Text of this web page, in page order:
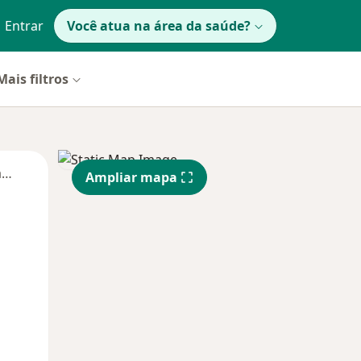
Entrar Você atua na área da saúde?
filtros
Segunda-feira Qua
12 Ago
Qui,
13 Ago
Ampliar mapa